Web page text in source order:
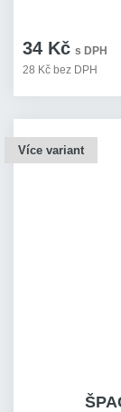
34 Kč s DPH
28 Kč bez DPH
Více variant